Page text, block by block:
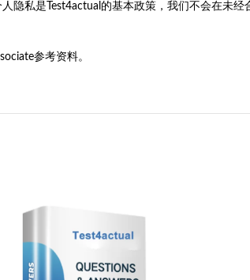
隐私是Test4actual的基本政策，我们不会在未
参考资料。